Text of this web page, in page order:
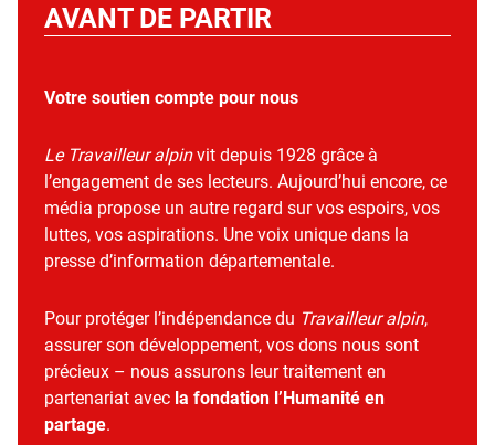
AVANT DE PARTIR
Votre soutien compte pour nous
Le Travailleur alpinvit depuis 1928 grâce à
l’engagement de ses lecteurs. Aujourd’hui encore, ce
média propose un autre regard sur vos espoirs, vos
luttes, vos aspirations. Une voix unique dans la
presse d’information départementale.
Pour protéger l’indépendance du Travailleur alpin,
assurer son développement, vos dons nous sont
précieux – nous assurons leur traitement en
partenariat avec la fondation l’Humanité en
partage.